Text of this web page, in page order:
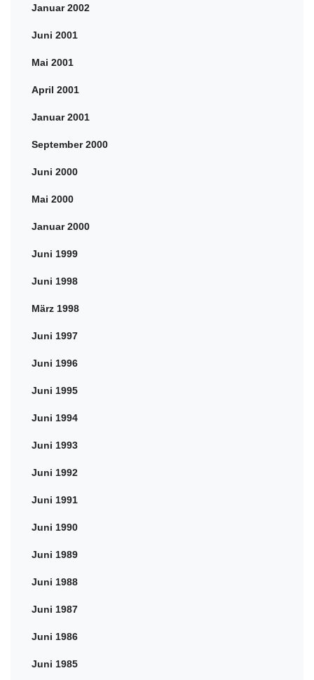
Januar 2002
Juni 2001
Mai 2001
April 2001
Januar 2001
September 2000
Juni 2000
Mai 2000
Januar 2000
Juni 1999
Juni 1998
März 1998
Juni 1997
Juni 1996
Juni 1995
Juni 1994
Juni 1993
Juni 1992
Juni 1991
Juni 1990
Juni 1989
Juni 1988
Juni 1987
Juni 1986
Juni 1985